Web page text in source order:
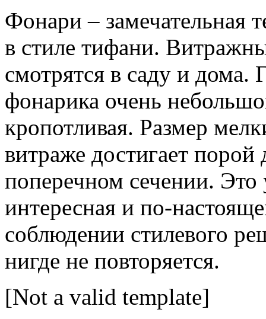
Фонари – замечательная
в стиле тифани.
смотрятся в саду и дома.
фонарика очень
кропотливая. Размер
витраже достигает
поперечном сечении.
интересная и по-
соблюдении стилевого
нигде не повторяется.
[Not a valid template]